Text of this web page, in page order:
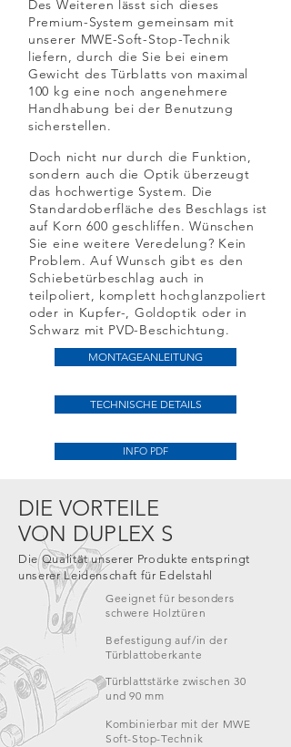
Des Weiteren lässt sich dieses
Premium-System gemeinsam mit
unserer MWE-Soft-Stop-Technik
liefern, durch die Sie bei einem
Gewicht des Türblatts von maximal
100 kg eine noch angenehmere
Handhabung bei der Benutzung
sicherstellen.
Doch nicht nur durch die Funktion,
sondern auch die Optik überzeugt
das hochwertige System. Die
Standardoberfläche des Beschlags ist
auf Korn 600 geschliffen. Wünschen
Sie eine weitere Veredelung? Kein
Problem. Auf Wunsch gibt es den
Schiebetürbeschlag auch in
teilpoliert, komplett hochglanzpoliert
oder in Kupfer-, Goldoptik oder in
Schwarz mit PVD-Beschichtung.
MONTAGEANLEITUNG
TECHNISCHE DETAILS
INFO PDF
DIE VORTEILE
VON DUPLEX S
Die Qualität unserer Produkte entspringt
unserer Leidenschaft für Edelstahl
Geeignet für besonders
schwere Holztüren
Befestigung auf/in der
Türblattoberkante
Türblattstärke zwischen 30
und 90 mm
Kombinierbar mit der MWE
Soft-Stop-Technik